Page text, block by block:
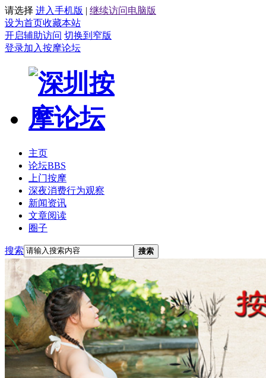
请选择 进入手机版 | 继续访问电脑版
设为首页收藏本站
开启辅助访问 切换到窄版
登录加入按摩论坛
主页
论坛BBS
上门按摩
深夜消费行为观察
新闻资讯
文章阅读
圈子
搜索 搜索